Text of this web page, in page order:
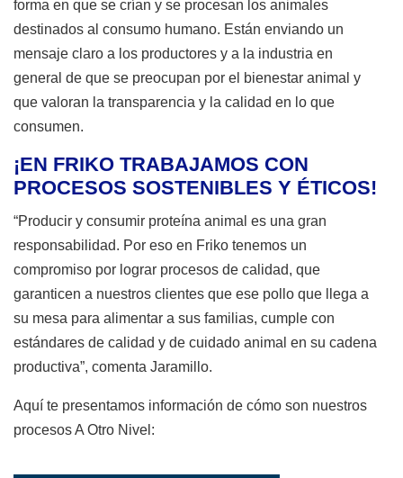
forma en que se crían y se procesan los animales
destinados al consumo humano. Están enviando un
mensaje claro a los productores y a la industria en
general de que se preocupan por el bienestar animal y
que valoran la transparencia y la calidad en lo que
consumen.
¡EN FRIKO TRABAJAMOS CON
PROCESOS SOSTENIBLES Y ÉTICOS!
“Producir y consumir proteína animal es una gran
responsabilidad. Por eso en Friko tenemos un
compromiso por lograr procesos de calidad, que
garanticen a nuestros clientes que ese pollo que llega a
su mesa para alimentar a sus familias, cumple con
estándares de calidad y de cuidado animal en su cadena
productiva”, comenta Jaramillo.
Aquí te presentamos información de cómo son nuestros
procesos A Otro Nivel: